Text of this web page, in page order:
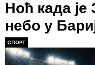
ВОЈВОДИНЕ:
РЕГИОНАЛАН!
Ноћ када је
небо у
СПОРТ